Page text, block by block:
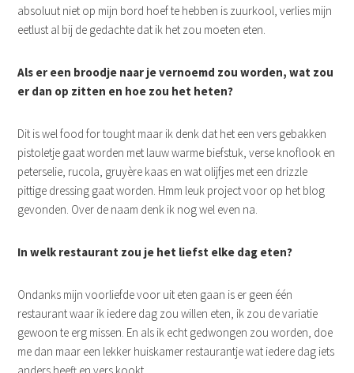
absoluut niet op mijn bord hoef te hebben is zuurkool, verlies mijn
eetlust al bij de gedachte dat ik het zou moeten eten.
Als er een broodje naar je vernoemd zou worden, wat zou
er dan op zitten en hoe zou het heten?
Dit is wel food for tought maar ik denk dat het een vers gebakken
pistoletje gaat worden met lauw warme biefstuk, verse knoflook en
peterselie, rucola, gruyère kaas en wat olijfjes met een drizzle
pittige dressing gaat worden. Hmm leuk project voor op het blog
gevonden. Over de naam denk ik nog wel even na.
In welk restaurant zou je het liefst elke dag eten?
Ondanks mijn voorliefde voor uit eten gaan is er geen één
restaurant waar ik iedere dag zou willen eten, ik zou de variatie
gewoon te erg missen. En als ik echt gedwongen zou worden, doe
me dan maar een lekker huiskamer restaurantje wat iedere dag iets
anders heeft en vers kookt.